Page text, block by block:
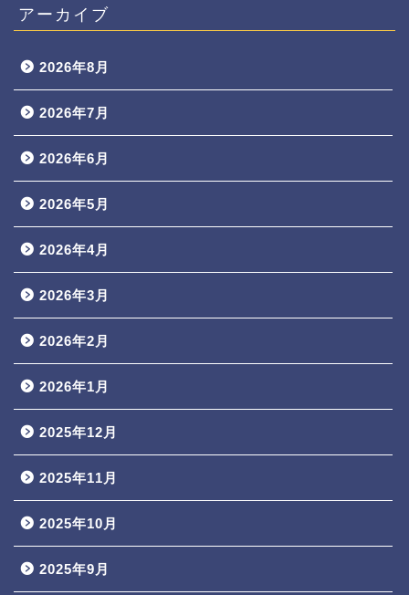
アーカイブ
2026年8月
2026年7月
2026年6月
2026年5月
2026年4月
2026年3月
2026年2月
2026年1月
2025年12月
2025年11月
2025年10月
2025年9月